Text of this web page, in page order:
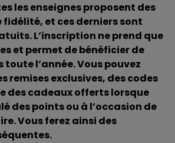
les enseignes proposent des
et ces derniers sont
L’inscription ne prend que
et permet de bénéficier de
toute l’année. Vous pouvez
remises exclusives, des codes
des cadeaux offerts lorsque
des points ou à l’occasion de
Vous ferez ainsi des